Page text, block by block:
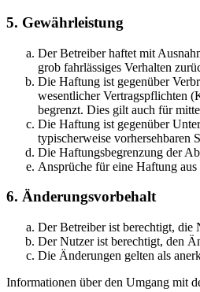
5. Gewährleistung
Der Betreiber haftet mit
grob fahrlässiges Verhalten
Die Haftung ist gegenüber
wesentlicher Vertragspflichten
begrenzt. Dies gilt auch für
Die Haftung ist gegenüber
typischerweise vorhersehbaren
Die Haftungsbegrenzung der
Ansprüche für eine Haftung
6. Änderungsvorbehalt
Der Betreiber ist berechtigt,
Der Nutzer ist berechtigt, den
Die Änderungen gelten als
Informationen über den Umgang mit